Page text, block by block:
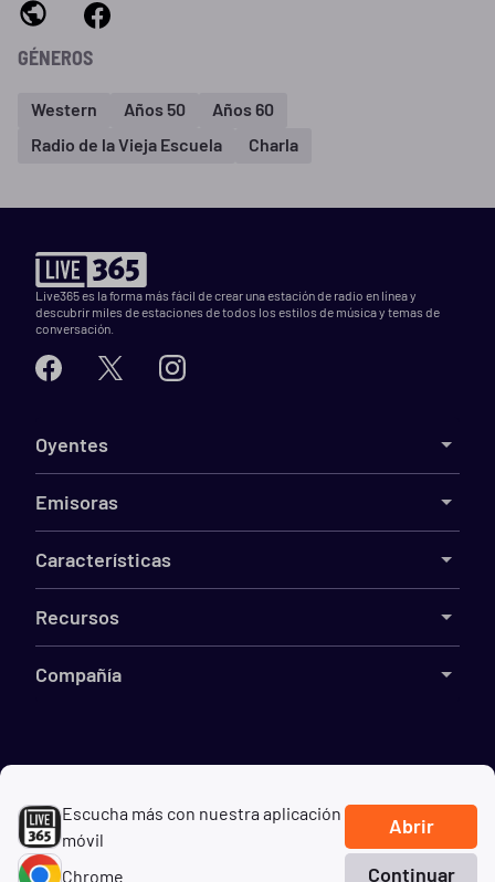
Escucha más con nuestra aplicación
móvil
Abrir
Chrome Continuar
GÉNEROS
Western Años 50
Años 60
Radio de la Vieja Escuela
Charla
Live365 es la forma más fácil de crear una estación de radio en línea y
descubrir miles de estaciones de todos los estilos de música y temas de
conversación.
Oyentes
Emisoras
Características
Recursos
Compañía
TérminosDMCAPrivacidad CookiesNo vender mi información